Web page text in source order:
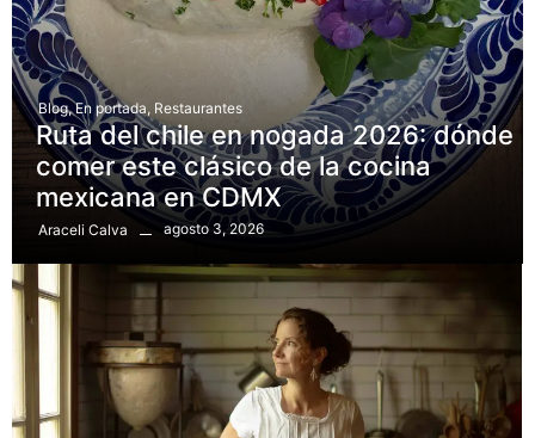
Blog, En portada Restaurantes
Ruta del chile en nogada 2026: dónde
comer este clásico de la cocina
mexicana en CDMX
Araceli Calva agosto 3, 2026